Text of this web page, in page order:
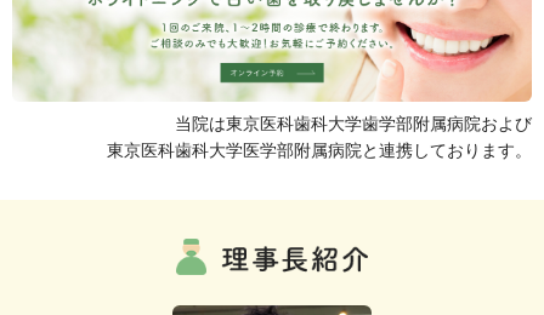
当院は東京医科歯科大学歯学部附属病院および
東京医科歯科大学医学部附属病院と連携しております。